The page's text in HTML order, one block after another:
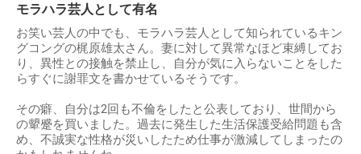
モラハラ芸人として有名
お笑い芸人の中でも、モラハラ芸人として知られているキン
グコングの梶原雄太さん。妻に対して異常なほど束縛してお
り、異性との接触を禁止し、自分が気に入らないことをした
らすぐに謝罪文を書かせているそうです。
その癖、自分は2回も不倫をしたと公表しており、世間から
の顰蹙を買いました。過去に発生した生活保護受給問題も含
め、不誠実な性格が災いしたため仕事が激減してしまったの